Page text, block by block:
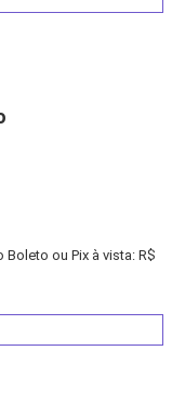
ou Pix à vista: R$